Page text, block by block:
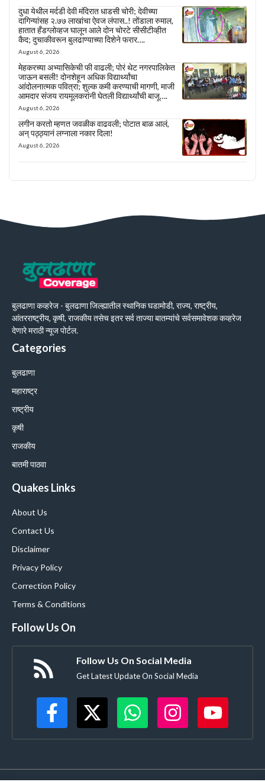
दुधा येथील मर्दडी देवी मंदिरात धाडसी चोरी; देवीच्या
दागिन्यांसह २.७७ लाखांचा ऐवज लंपास..! तोंडाला रुमाल,
हातात हँडग्लोव्हज घालून आले दोन चोरटे सीसीटीव्हीत
कैद; दुचाकीवरून बुलढाण्याच्या दिशेने फरार….
August 6, 2026
मेहकरच्या अभ्यासिकेची फी वाढली; पोरं थेट नगरपालिकेत
जाऊन बसली! दोनशेहून अधिक विद्यार्थ्यांचा
आंदोलनात्मक पवित्रा; शुल्क कमी करण्याची मागणी, माजी
आमदार संजय रायमूलकरांनी घेतली विद्यार्थ्यांची बाजू….
August 6, 2026
लगीन करतो म्हणत जवळीक वाढवली; पोटात बाळ आलं,
अन् पठ्ठ्यानं लग्नाला नकार दिला!
August 6, 2026
बुलढाणा कव्हरेज - बुलढाणा जिल्ह्यातील स्थानिक घडामोडी, राज्य, राष्ट्रीय,
आंतरराष्ट्रीय, कृषी, राजकीय तसेच इतर सर्व ताज्या बातम्यांचे सर्वसमावेशक कव्हरेज
देणारे मराठी न्यूज पोर्टल.
Categories
बुलढाणा
महाराष्ट्र
राष्ट्रीय
कृषी
राजकीय
बातमी पाठवा
Quakes Links
About Us
Contact Us
Disclaimer
Privacy Policy
Correction Policy
Terms & Conditions
Follow Us On
Follow Us On Social Media
Get Latest Update On Social Media